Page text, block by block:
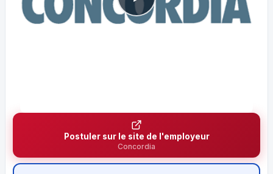
Postuler sur le site de l'employeur
Concordia